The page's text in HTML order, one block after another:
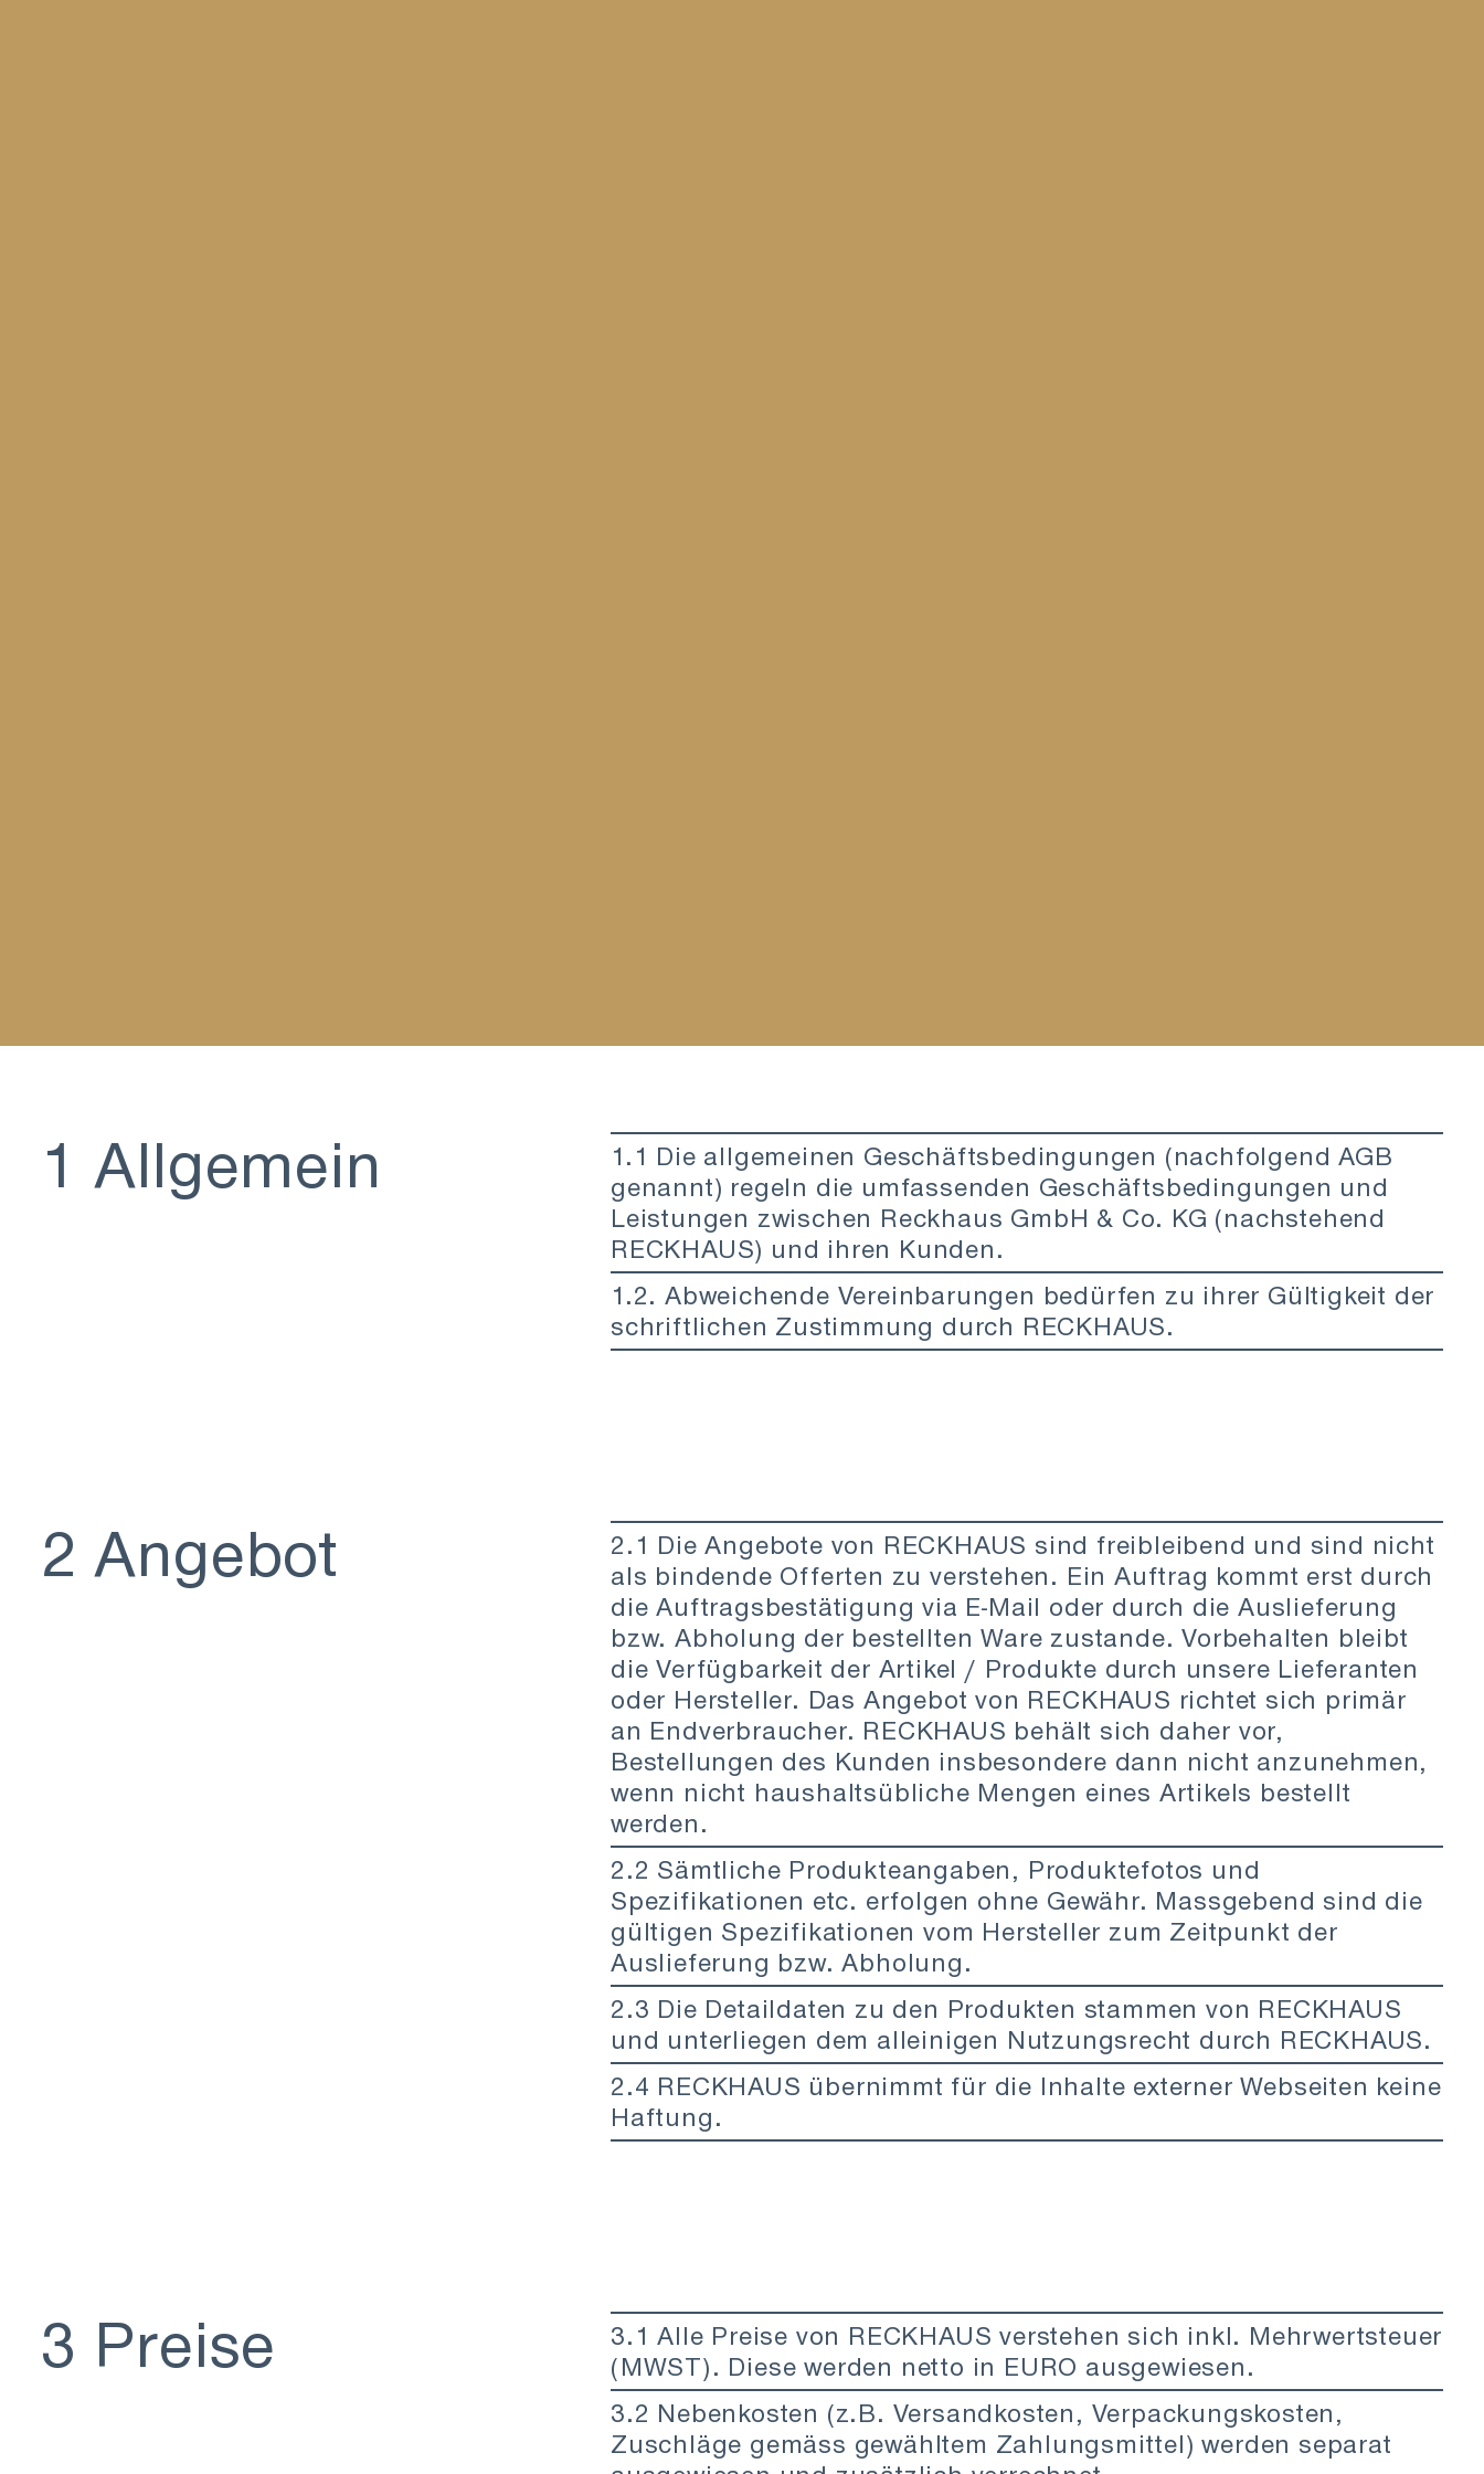
1 Allgemein
1.1 Die allgemeinen Geschäftsbedingungen (nachfolgend AGB
genannt) regeln die umfassenden Geschäftsbedingungen und
Leistungen zwischen Reckhaus GmbH & Co. KG (nachstehend
RECKHAUS) und ihren Kunden.
1.2. Abweichende Vereinbarungen bedürfen zu ihrer Gültigkeit der
schriftlichen Zustimmung durch RECKHAUS.
2 Angebot
2.1 Die Angebote von RECKHAUS sind freibleibend und sind nicht
als bindende Offerten zu verstehen. Ein Auftrag kommt erst durch
die Auftragsbestätigung via E-Mail oder durch die Auslieferung
bzw. Abholung der bestellten Ware zustande. Vorbehalten bleibt
die Verfügbarkeit der Artikel / Produkte durch unsere Lieferanten
oder Hersteller. Das Angebot von RECKHAUS richtet sich primär
an Endverbraucher. RECKHAUS behält sich daher vor,
Bestellungen des Kunden insbesondere dann nicht anzunehmen,
wenn nicht haushaltsübliche Mengen eines Artikels bestellt
werden.
2.2 Sämtliche Produkteangaben, Produktefotos und
Spezifikationen etc. erfolgen ohne Gewähr. Massgebend sind die
gültigen Spezifikationen vom Hersteller zum Zeitpunkt der
Auslieferung bzw. Abholung.
2.3 Die Detaildaten zu den Produkten stammen von RECKHAUS
und unterliegen dem alleinigen Nutzungsrecht durch RECKHAUS.
2.4 RECKHAUS übernimmt für die Inhalte externer Webseiten keine
Haftung.
3 Preise
3.1 Alle Preise von RECKHAUS verstehen sich inkl. Mehrwertsteuer
(MWST). Diese werden netto in EURO ausgewiesen.
3.2 Nebenkosten (z.B. Versandkosten, Verpackungskosten,
Zuschläge gemäss gewähltem Zahlungsmittel) werden separat